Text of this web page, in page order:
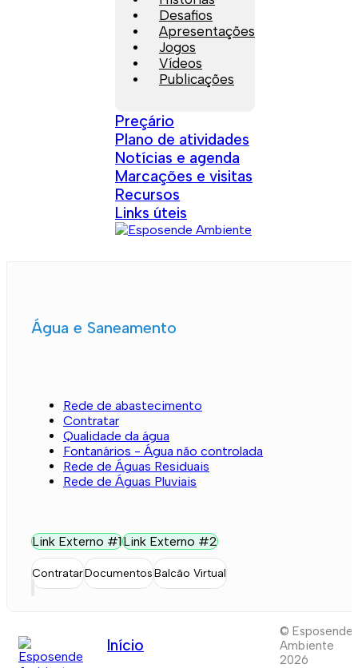
Desafios
Apresentações
Jogos
Vídeos
Publicações
Preçário
Plano de atividades
Notícias e agenda
Marcações e visitas
Recursos
Links úteis
Água e Saneamento
Rede de abastecimento
Contratar
Qualidade da água
Fontanários - Água não controlada
Rede de Águas Residuais
Rede de Águas Pluviais
Link Externo #1Link Externo #2
ContratarDocumentosBalcão Virtual
Início
© Esposende
Ambiente
2026